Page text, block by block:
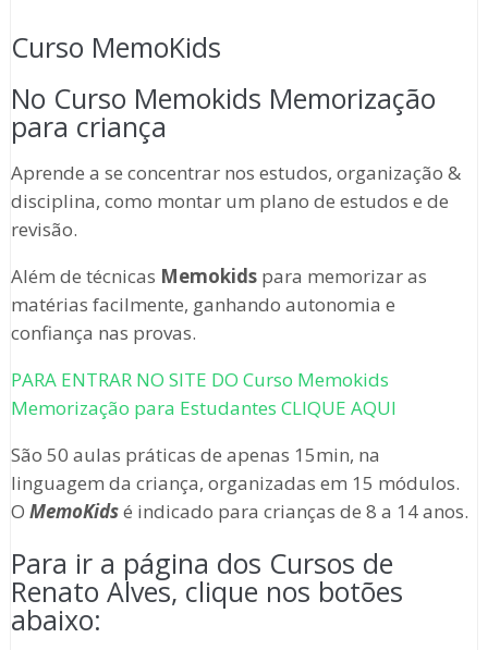
Curso MemoKids
No Curso Memokids Memorização
para criança
Aprende a se concentrar nos estudos, organização &
disciplina, como montar um plano de estudos e de
revisão.
Além de técnicas Memokidspara memorizar as
matérias facilmente, ganhando autonomia e
confiança nas provas.
PARA ENTRAR NO SITE DO Curso Memokids
Memorização para Estudantes CLIQUE AQUI
São 50 aulas práticas de apenas 15min, na
linguagem da criança, organizadas em 15 módulos.
O MemoKidsé indicado para crianças de 8 a 14 anos.
Para ir a página dos Cursos de
Renato Alves, clique nos botões
abaixo: